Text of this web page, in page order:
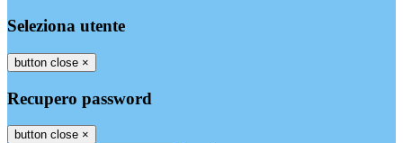
Seleziona utente
button close ×
Recupero password
button close ×